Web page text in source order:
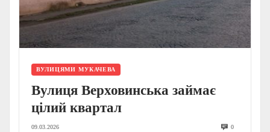
ВУЛИЦЯМИ МУКАЧЕВА
Вулиця Верховинська займає
цілий квартал
09.03.2026 0